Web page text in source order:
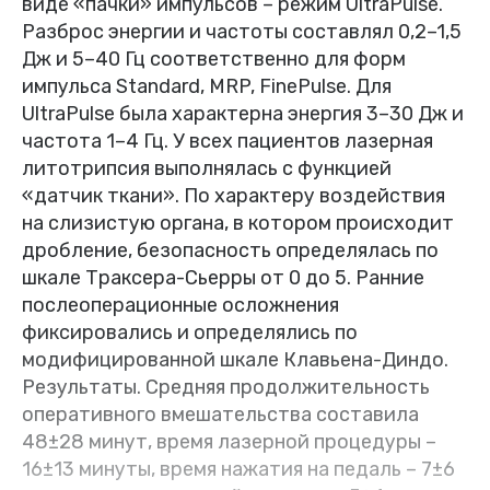
Разброс энергии и частоты составлял 0,2–1,5
Дж и 5–40 Гц соответственно для форм
импульса Standard, MRP, FinePulse. Для
UltraPulse была характерна энергия 3–30 Дж и
частота 1–4 Гц. У всех пациентов лазерная
литотрипсия выполнялась с функцией
«датчик ткани». По характеру воздействия
на слизистую органа, в котором происходит
дробление, безопасность определялась по
шкале Траксера-Сьерры от 0 до 5. Ранние
послеоперационные осложнения
фиксировались и определялись по
модифицированной шкале Клавьена-Диндо.
Результаты. Средняя продолжительность
оперативного вмешательства составила
48±28 минут, время лазерной процедуры –
16±13 минуты, время нажатия на педаль – 7±6